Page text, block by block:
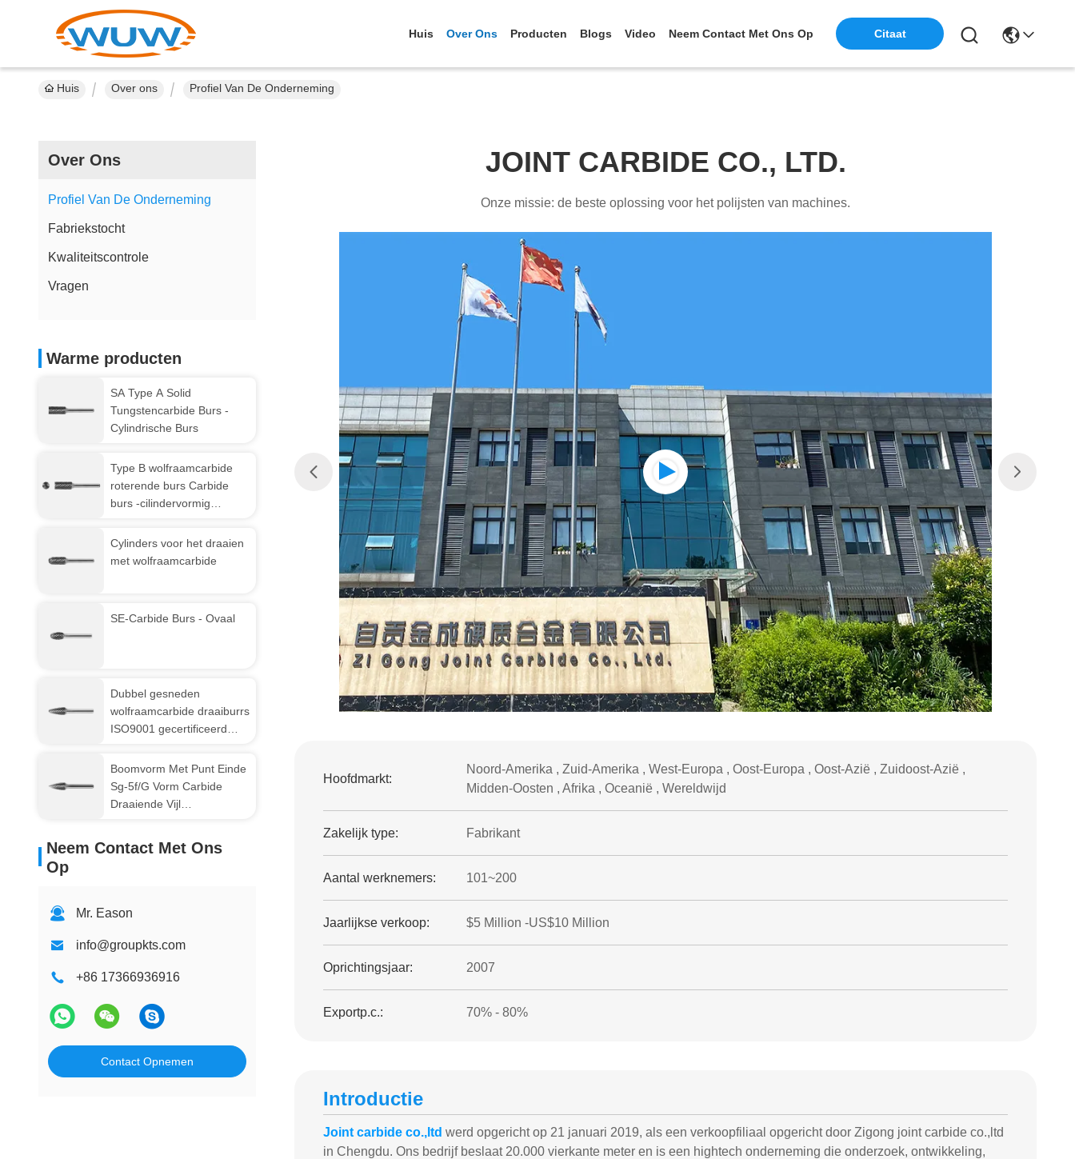
Huis Over Ons Producten Blogs Video Neem Contact Met Ons Op Citaat
Huis Over ons Profiel Van De Onderneming
Over Ons
Profiel Van De Onderneming
Fabriekstocht
Kwaliteitscontrole
Vragen
Warme producten
SA Type A Solid
Tungstencarbide Burs -
Cylindrische Burs
Type B wolfraamcarbide
roterende burs Carbide
burs -cilindervormig
Cylinders voor het draaien
met wolfraamcarbide
SE-Carbide Burs - Ovaal
Dubbel gesneden
wolfraamcarbide draaiburrs
ISO9001 gecertificeerd
houtbewerking
Boomvorm Met Punt Einde
Sg-5f/G Vorm Carbide
Draaiende Vijl
Neem Contact Met Ons
Op
Mr. Eason
info@groupkts.com
+86 17366936916
Contact Opnemen
JOINT CARBIDE CO., LTD.
Onze missie: de beste oplossing voor het polijsten van machines.
Hoofdmarkt:
Noord-Amerika , Zuid-Amerika , West-Europa , Oost-Europa , Oost-Azië , Zuidoost-Azië ,
Midden-Oosten , Afrika , Oceanië , Wereldwijd
Zakelijk type: Fabrikant
Aantal werknemers: 101~200
Jaarlijkse verkoop: $5 Million -US$10 Million
Oprichtingsjaar: 2007
Exportp.c.: 70% - 80%
Introductie
Joint carbide co.,ltd werd opgericht op 21 januari 2019, als een verkoopfiliaal opgericht door Zigong joint carbide co.,ltd
in Chengdu. Ons bedrijf beslaat 20.000 vierkante meter en is een hightech onderneming die onderzoek, ontwikkeling,